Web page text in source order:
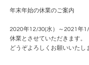
年末年始の休業のご案内
2020年12/30(水）～2021年
休業とさせていただきます。
どうぞよろしくお願いいたし